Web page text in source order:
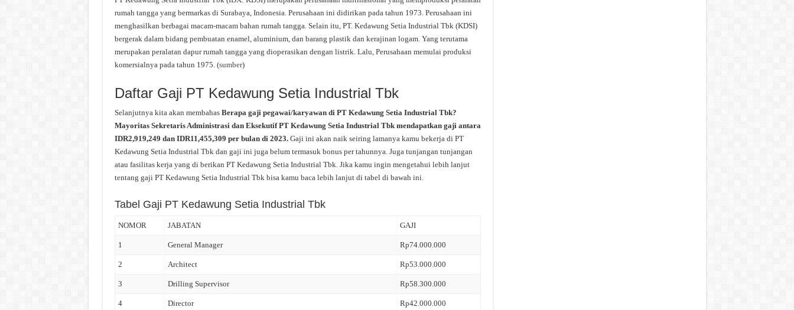
rumah tangga yang bermarkas di Surabaya, Indonesia. Perusahaan ini didirikan pada tahun 1973. Perusahaan ini
menghasilkan berbagai macam-macam bahan rumah tangga. Selain itu, PT. Kedawung Setia Industrial Tbk (KDSI)
bergerak dalam bidang pembuatan enamel, aluminium, dan barang plastik dan kerajinan logam. Yang terutama
merupakan peralatan dapur rumah tangga yang dioperasikan dengan listrik. Lalu, Perusahaan memulai produksi
komersialnya pada tahun 1975. (sumber)
Daftar Gaji PT Kedawung Setia Industrial Tbk
Selanjutnya kita akan membahas Berapa gaji pegawai/karyawan di PT Kedawung Setia Industrial Tbk?
Mayoritas Sekretaris Administrasi dan Eksekutif PT Kedawung Setia Industrial Tbk mendapatkan gaji antara
IDR2,919,249 dan IDR11,455,309 per bulan di 2023. Gaji ini akan naik seiring lamanya kamu bekerja di PT
Kedawung Setia Industrial Tbk dan gaji ini juga belum termasuk bonus per tahunnya. Juga tunjangan tunjangan
atau fasilitas kerja yang di berikan PT Kedawung Setia Industrial Tbk. Jika kamu ingin mengetahui lebih lanjut
tentang gaji PT Kedawung Setia Industrial Tbk bisa kamu baca lebih lanjut di tabel di bawah ini.
Tabel Gaji PT Kedawung Setia Industrial Tbk
NOMOR JABATAN GAJI
1 General Manager Rp74.000.000
2 Architect Rp53.000.000
3 Drilling Supervisor Rp58.300.000
4 Director Rp42.000.000